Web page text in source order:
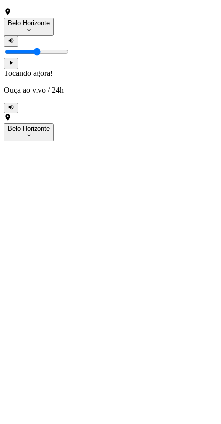
Belo Horizonte
Tocando agora!
Ouça ao vivo / 24h
Belo Horizonte